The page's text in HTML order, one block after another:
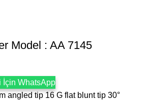
Model : AA 7145
İçin WhatsApp
angled tip 16 G flat blunt tip 30°